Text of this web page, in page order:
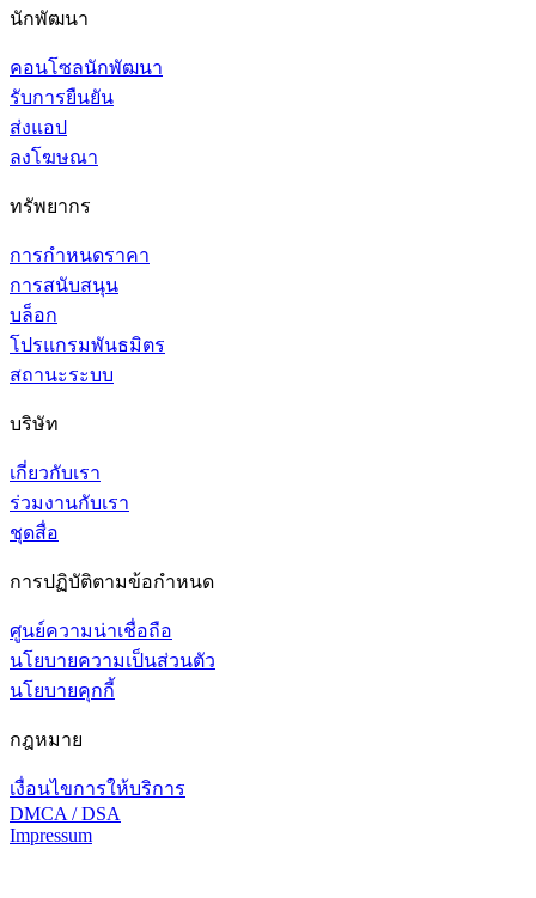
นักพัฒนา
คอนโซลนักพัฒนา
รับการยืนยัน
ส่งแอป
ลงโฆษณา
ทรัพยากร
การกำหนดราคา
การสนับสนุน
บล็อก
โปรแกรมพันธมิตร
สถานะระบบ
บริษัท
เกี่ยวกับเรา
ร่วมงานกับเรา
ชุดสื่อ
การปฏิบัติตามข้อกำหนด
ศูนย์ความน่าเชื่อถือ
นโยบายความเป็นส่วนตัว
นโยบายคุกกี้
กฎหมาย
เงื่อนไขการให้บริการ
DMCA / DSA
Impressum